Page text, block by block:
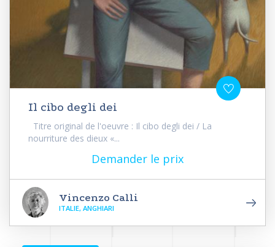
Il cibo degli dei
Titre original de l'oeuvre : Il cibo degli dei / La
nourriture des dieux «...
Demander le prix
Vincenzo Calli
ITALIE, ANGHIARI